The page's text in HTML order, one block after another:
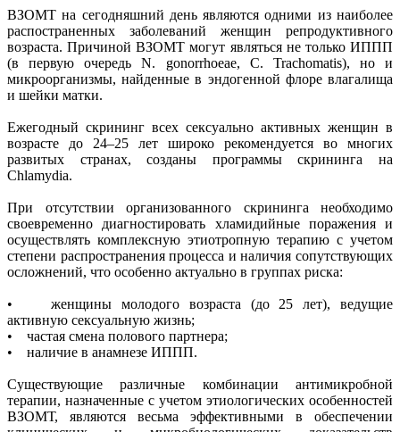
ВЗОМТ на сегодняшний день являются одними из наиболее
распостраненных заболеваний женщин репродуктивного
возраста. Причиной ВЗОМТ могут являться не только ИППП
(в первую очередь N. gonorrhoeae, C. Trachomatis), но и
микроорганизмы, найденные в эндогенной флоре влагалища
и шейки матки.
Ежегодный скрининг всех сексуально активных женщин в
возрасте до 24–25 лет широко рекомендуется во многих
развитых странах, созданы программы скрининга на
Chlamydia.
При отсутствии организованного скрининга необходимо
своевременно диагностировать хламидийные поражения и
осуществлять комплексную этиотропную терапию с учетом
степени распространения процесса и наличия сопутствующих
осложнений, что особенно актуально в группах риска:
• женщины молодого возраста (до 25 лет), ведущие
активную сексуальную жизнь;
• частая смена полового партнера;
• наличие в анамнезе ИППП.
Существующие различные комбинации антимикробной
терапии, назначенные с учетом этиологических особенностей
ВЗОМТ, являются весьма эффективными в обеспечении